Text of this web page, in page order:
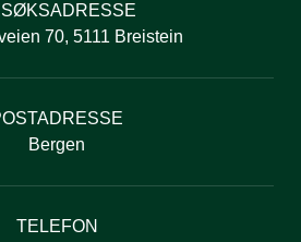
70, 5111 Breistein
Bergen
TELEFON